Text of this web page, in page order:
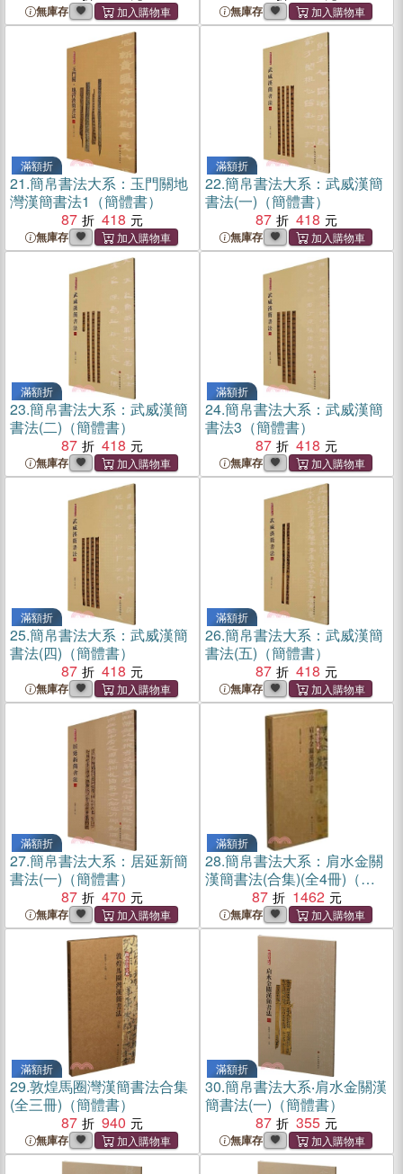
無庫存 無庫存
滿額折
21.簡帛書法大系：玉門關地
灣漢簡書法1（簡體書）
87
418
無庫存
滿額折
22.簡帛書法大系：武威漢簡
書法(一)（簡體書）
87
418
無庫存
滿額折
23.簡帛書法大系：武威漢簡
書法(二)（簡體書）
87
418
無庫存
滿額折
24.簡帛書法大系：武威漢簡
書法3（簡體書）
87
418
無庫存
滿額折
25.簡帛書法大系：武威漢簡
書法(四)（簡體書）
87
418
無庫存
滿額折
26.簡帛書法大系：武威漢簡
書法(五)（簡體書）
87
418
無庫存
滿額折
27.簡帛書法大系：居延新簡
書法(一)（簡體書）
87
470
無庫存
滿額折
28.簡帛書法大系：肩水金關
漢簡書法(合集)(全4冊)（簡
87 1462
無庫存
滿額折
29.敦煌馬圈灣漢簡書法合集
(全三冊)（簡體書）
87
940
無庫存
滿額折
30.簡帛書法大系‧肩水金關漢
簡書法(一)（簡體書）
87
355
無庫存